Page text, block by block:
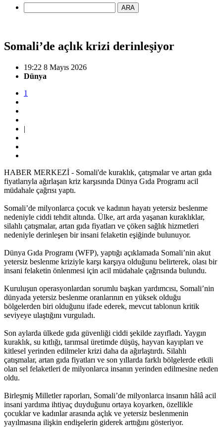
ARA
Somali’de açlık krizi derinleşiyor
19:22 8 Mayıs 2026
Dünya
1
|
HABER MERKEZİ - Somali'de kuraklık, çatışmalar ve artan gıda
fiyatlarıyla ağırlaşan kriz karşısında Dünya Gıda Programı acil
müdahale çağrısı yaptı.
Somali’de milyonlarca çocuk ve kadının hayatı yetersiz beslenme
nedeniyle ciddi tehdit altında. Ülke, art arda yaşanan kuraklıklar,
silahlı çatışmalar, artan gıda fiyatları ve çöken sağlık hizmetleri
nedeniyle derinleşen bir insani felaketin eşiğinde bulunuyor.
Dünya Gıda Programı (WFP), yaptığı açıklamada Somali’nin akut
yetersiz beslenme kriziyle karşı karşıya olduğunu belirterek, olası bir
insani felaketin önlenmesi için acil müdahale çağrısında bulundu.
Kuruluşun operasyonlardan sorumlu başkan yardımcısı, Somali’nin
dünyada yetersiz beslenme oranlarının en yüksek olduğu
bölgelerden biri olduğunu ifade ederek, mevcut tablonun kritik
seviyeye ulaştığını vurguladı.
Son aylarda ülkede gıda güvenliği ciddi şekilde zayıfladı. Yaygın
kuraklık, su kıtlığı, tarımsal üretimde düşüş, hayvan kayıpları ve
kitlesel yerinden edilmeler krizi daha da ağırlaştırdı. Silahlı
çatışmalar, artan gıda fiyatları ve son yıllarda farklı bölgelerde etkili
olan sel felaketleri de milyonlarca insanın yerinden edilmesine neden
oldu.
Birleşmiş Milletler raporları, Somali’de milyonlarca insanın hâlâ acil
insani yardıma ihtiyaç duyduğunu ortaya koyarken, özellikle
çocuklar ve kadınlar arasında açlık ve yetersiz beslenmenin
yayılmasına ilişkin endişelerin giderek arttığını gösteriyor.